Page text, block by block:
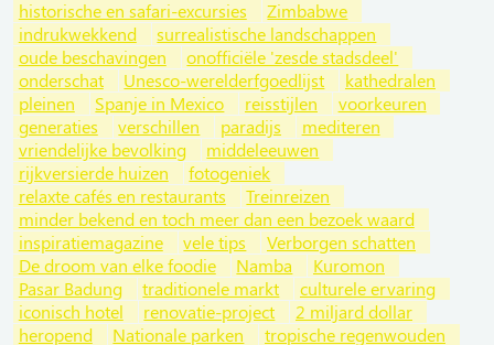
historische en safari-excursies
Zimbabwe
indrukwekkend
surrealistische landschappen
oude beschavingen
onofficiële 'zesde stadsdeel'
onderschat
Unesco-werelderfgoedlijst
kathedralen
pleinen
Spanje in Mexico reisstijlen
voorkeuren
generaties
verschillen paradijs
mediteren
vriendelijke bevolking
middeleeuwen
rijkversierde huizen
fotogeniek
relaxte cafés en restaurants
Treinreizen
minder bekend en toch meer dan een bezoek waard
inspiratiemagazine
vele tips
Verborgen schatten
De droom van elke foodie
Namba
Kuromon
Pasar Badung
traditionele markt
culturele ervaring
iconisch hotel
renovatie-project
2 miljard dollar
heropend
Nationale parken
tropische regenwouden